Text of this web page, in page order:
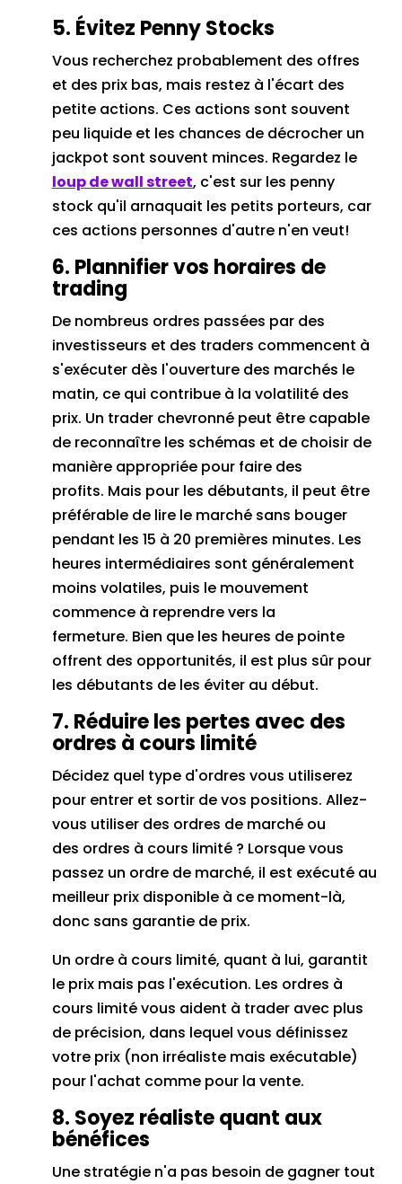
5. Évitez Penny Stocks
Vous recherchez probablement des offres
et des prix bas, mais restez à l'écart des
petite actions. Ces actions sont souvent
peu liquide et les chances de décrocher un
jackpot sont souvent minces. Regardez le
loup de wall street, c'est sur les penny
stock qu'il arnaquait les petits porteurs, car
ces actions personnes d'autre n'en veut!
6. Plannifier vos horaires de
trading
De nombreus ordres passées par des
investisseurs et des traders commencent à
s'exécuter dès l'ouverture des marchés le
matin, ce qui contribue à la volatilité des
prix. Un trader chevronné peut être capable
de reconnaître les schémas et de choisir de
manière appropriée pour faire des
profits. Mais pour les débutants, il peut être
préférable de lire le marché sans bouger
pendant les 15 à 20 premières minutes. Les
heures intermédiaires sont généralement
moins volatiles, puis le mouvement
commence à reprendre vers la
fermeture. Bien que les heures de pointe
offrent des opportunités, il est plus sûr pour
les débutants de les éviter au début.
7. Réduire les pertes avec des
ordres à cours limité
Décidez quel type d'ordres vous utiliserez
pour entrer et sortir de vos positions. Allez-
vous utiliser des ordres de marché ou
des ordres à cours limité ? Lorsque vous
passez un ordre de marché, il est exécuté au
meilleur prix disponible à ce moment-là,
donc sans garantie de prix.
Un ordre à cours limité, quant à lui, garantit
le prix mais pas l'exécution. Les ordres à
cours limité vous aident à trader avec plus
de précision, dans lequel vous définissez
votre prix (non irréaliste mais exécutable)
pour l'achat comme pour la vente.
8. Soyez réaliste quant aux
bénéfices
Une stratégie n'a pas besoin de gagner tout